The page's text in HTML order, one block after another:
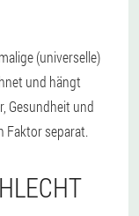
(universelle)
und hängt
Gesundheit und
Faktor separat.